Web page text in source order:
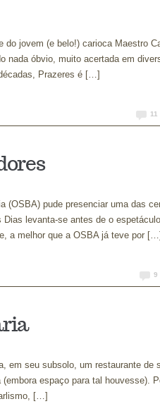
do jovem (e belo!) carioca Maestro
nada óbvio, muito acertada em
Prazeres é […]
11
(OSBA) pude presenciar uma das
levanta-se antes de o
a melhor que a OSBA já teve por […]
9
em seu subsolo, um restaurante de
espaço para tal houvesse).
[…]